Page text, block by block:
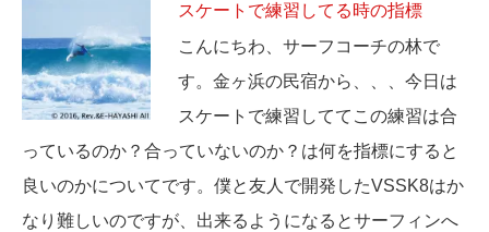
スケートで練習してる時の指標
こんにちわ、サーフコーチの林で
す。金ヶ浜の民宿から、、、今日は
スケートで練習しててこの練習は合
っているのか？合っていないのか？は何を指標にすると
良いのかについてです。僕と友人で開発したVSSK8はか
なり難しいのですが、出来るようになるとサーフィンへ